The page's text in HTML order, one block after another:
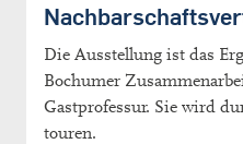
Die Ausstellung ist das
Bochumer
Gastprofessur. Sie wird
touren.